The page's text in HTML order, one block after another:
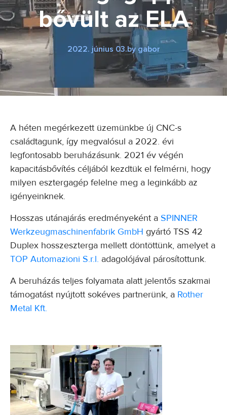
bővült az ELA
2022. június 03.by gabor
A héten megérkezett üzemünkbe új CNC-s
családtagunk, így megvalósul a 2022. évi
legfontosabb beruházásunk. 2021 év végén
kapacitásbővítés céljából kezdtük el felmérni, hogy
milyen esztergagép felelne meg a leginkább az
igényeinknek.
Hosszas utánajárás eredményeként a SPINNER
Werkzeugmaschinenfabrik GmbH gyártó TSS 42
Duplex hosszeszterga mellett döntöttünk, amelyet a
TOP Automazioni S.r.l. adagolójával párosítottunk.
A beruházás teljes folyamata alatt jelentős szakmai
támogatást nyújtott sokéves partnerünk, a Rother
Metal Kft.